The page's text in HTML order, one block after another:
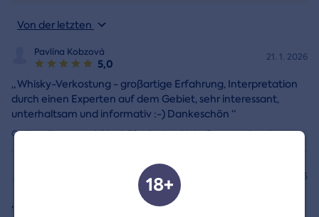
Von der letzten
Pavlína Kobzová
5,0 21. 1. 2026
„Whisky-Verkostung - großartige Erfahrung, Interpretation
durch einen Experten auf dem Gebiet, sehr interessant,
unterhaltsam und informativ :-) Dankeschön “
Option: Jihomoravský kraj, 90 min, Anzahl der Personen: 1 osoba
22. 10. 2025
„ Toller Vortrag, toller Whiskey. Ich empfehle
18+